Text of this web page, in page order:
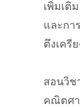
เพิ่มเติ
และกา
ตึงเครี
สอนวิช
คณิตศา